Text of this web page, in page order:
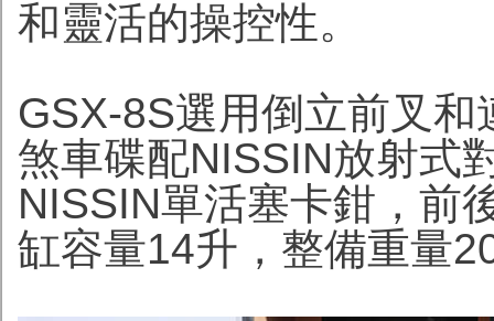
和靈活的操控性。
GSX-8S選用倒立前叉
煞車碟配NISSIN放射式
NISSIN單活塞卡鉗，前
缸容量14升，整備重量